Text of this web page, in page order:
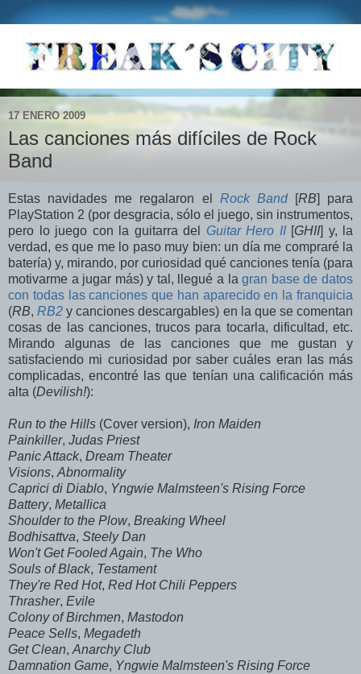
17 ENERO 2009
Las canciones más difíciles de Rock
Band
Estas navidades me regalaron el Rock Band[RB] para
PlayStation 2 (por desgracia, sólo el juego, sin instrumentos,
pero lo juego con la guitarra del Guitar Hero II[GHII] y, la
verdad, es que me lo paso muy bien: un día me compraré la
batería) y, mirando, por curiosidad qué canciones tenía (para
motivarme a jugar más) y tal, llegué a lagran base de datos
con todas las canciones que han aparecido en la franquicia
(RB,RB2 y canciones descargables) en la que se comentan
cosas de las canciones, trucos para tocarla, dificultad, etc.
Mirando algunas de las canciones que me gustan y
satisfaciendo mi curiosidad por saber cuáles eran las más
complicadas, encontré las que tenían una calificación más
alta (Devilish!):
Run to the Hills (Cover version), Iron Maiden
Painkiller, Judas Priest
Panic Attack, Dream Theater
Visions, Abnormality
Caprici di Diablo, Yngwie Malmsteen's Rising Force
Battery, Metallica
Shoulder to the Plow, Breaking Wheel
Bodhisattva, Steely Dan
Won't Get Fooled Again, The Who
Souls of Black, Testament
They're Red Hot, Red Hot Chili Peppers
Thrasher, Evile
Colony of Birchmen, Mastodon
Peace Sells, Megadeth
Get Clean, Anarchy Club
Damnation Game, Yngwie Malmsteen's Rising Force